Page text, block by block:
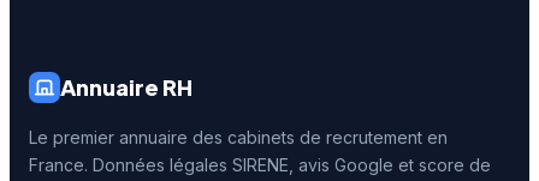
Annuaire RH
Le premier annuaire des cabinets de recrutement en
France. Données légales SIRENE, avis Google et score de